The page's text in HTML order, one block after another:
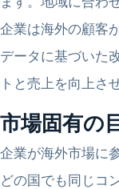
企業は海外の顧客
データに基づいた
トと売上を向上さ
市場固有の
企業が海外市場に
どの国でも同じコ